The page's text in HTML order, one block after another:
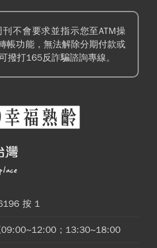
刊不會要求並指示您至ATM操
帳功能，無法解除分期付款或
撥打165反詐騙諮詢專線。
按 1
09:00~12:00；13:30~18:00